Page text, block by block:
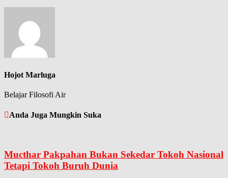
Hojot Marluga
Belajar Filosofi Air
Anda Juga Mungkin Suka
Mucthar Pakpahan Bukan Sekedar Tokoh Nasional
Tetapi Tokoh Buruh Dunia